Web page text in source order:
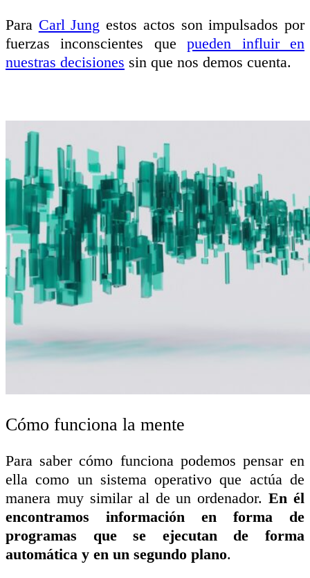
Para Carl Jung estos actos son impulsados por
fuerzas inconscientes quepueden influir en
nuestras decisiones sin que nos demos cuenta.
Cómo funciona la mente
Para saber cómo funciona podemos pensar en
ella como un sistema operativo que actúa de
manera muy similar al de un ordenador. En él
encontramos información en forma de
programas que se ejecutan de forma
automática y en un segundo plano.